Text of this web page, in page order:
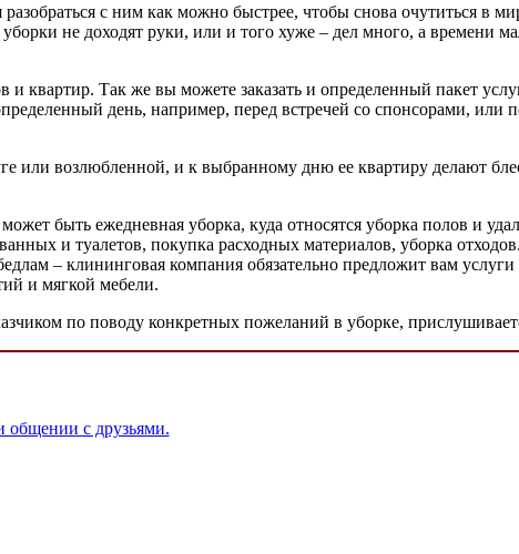
с ним как можно быстрее, чтобы снова очутиться в
не доходят руки, или и того хуже – дел много, а времени
квартир. Так же вы можете заказать и определенный пакет
день, например, перед встречей со спонсорами,
или возлюбленной, и к выбранному дню ее квартиру делают
быть ежедневная уборка, куда относятся уборка полов и
и туалетов, покупка расходных материалов, уборка
– клининговая компания обязательно предложит вам
и мягкой мебели.
по поводу конкретных пожеланий в уборке,
общении с друзьями.